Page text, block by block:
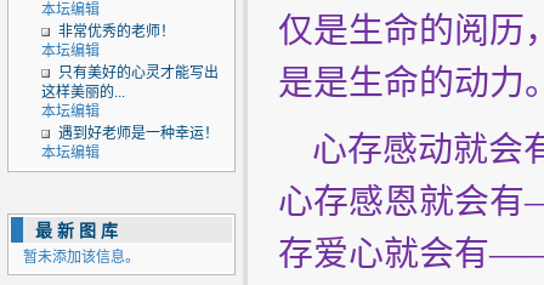
本坛编辑
非常优秀的老师！
本坛编辑
只有美好的心灵才能写出
这样美丽的...
本坛编辑
遇到好老师是一种幸运！
本坛编辑
最新图库
暂未添加该信息。
仅是生命的阅历
是是生命的动
心存感动就会
心存感恩就会
存爱心就会有